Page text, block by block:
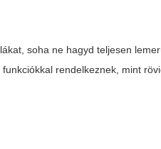
soha ne hagyd teljesen
rendelkeznek, mint